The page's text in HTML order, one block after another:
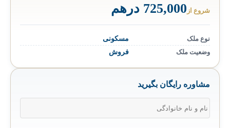
شروع از 725,000 درهم
نوع ملک
مسکونی
وضعیت ملک
فروش
مشاوره رایگان بگیرید